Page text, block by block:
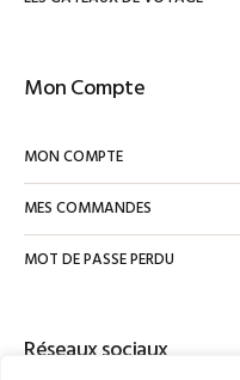
Mon Compte
MON COMPTE
MES COMMANDES
MOT DE PASSE PERDU
Réseaux sociaux